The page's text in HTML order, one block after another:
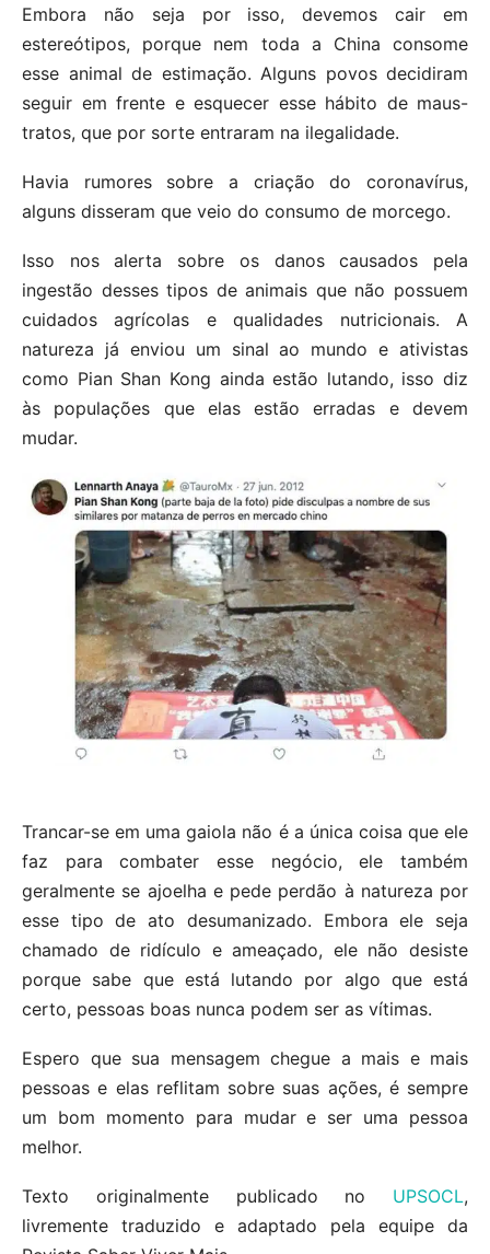
Embora não seja por isso, devemos cair em
estereótipos, porque nem toda a China consome
esse animal de estimação. Alguns povos decidiram
seguir em frente e esquecer esse hábito de maus-
tratos, que por sorte entraram na ilegalidade.
Havia rumores sobre a criação do coronavírus,
alguns disseram que veio do consumo de morcego.
Isso nos alerta sobre os danos causados ​​pela
ingestão desses tipos de animais que não possuem
cuidados agrícolas e qualidades nutricionais. A
natureza já enviou um sinal ao mundo e ativistas
como Pian Shan Kong ainda estão lutando, isso diz
às populações que elas estão erradas e devem
mudar.
Trancar-se em uma gaiola não é a única coisa que ele
faz para combater esse negócio, ele também
geralmente se ajoelha e pede perdão à natureza por
esse tipo de ato desumanizado. Embora ele seja
chamado de ridículo e ameaçado, ele não desiste
porque sabe que está lutando por algo que está
certo, pessoas boas nunca podem ser as vítimas.
Espero que sua mensagem chegue a mais e mais
pessoas e elas reflitam sobre suas ações, é sempre
um bom momento para mudar e ser uma pessoa
melhor.
Texto originalmente publicado no UPSOCL,
livremente traduzido e adaptado pela equipe da